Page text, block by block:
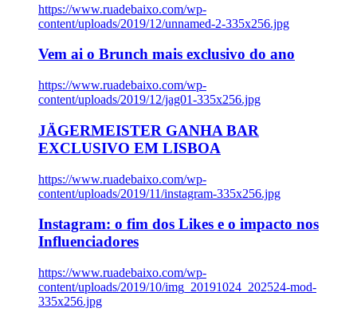
https://www.ruadebaixo.com/wp-
content/uploads/2019/12/unnamed-2-335x256.jpg
Vem ai o Brunch mais exclusivo do ano
https://www.ruadebaixo.com/wp-
content/uploads/2019/12/jag01-335x256.jpg
JÄGERMEISTER GANHA BAR
EXCLUSIVO EM LISBOA
https://www.ruadebaixo.com/wp-
content/uploads/2019/11/instagram-335x256.jpg
Instagram: o fim dos Likes e o impacto nos
Influenciadores
https://www.ruadebaixo.com/wp-
content/uploads/2019/10/img_20191024_202524-mod-
335x256.jpg